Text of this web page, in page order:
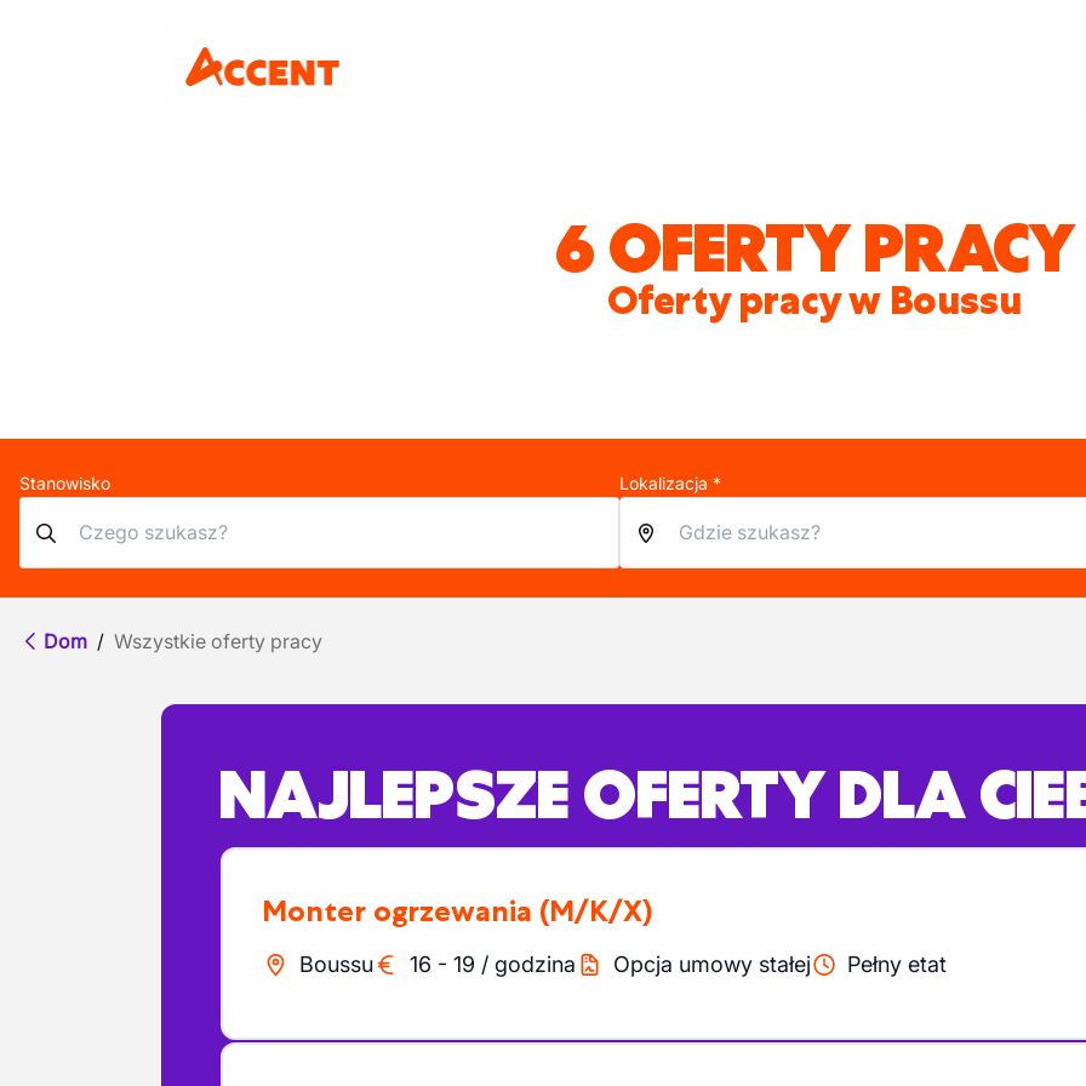
6 OFERTY PRACY
Oferty pracy w Boussu
Stanowisko Lokalizacja *
Dom / Wszystkie oferty pracy
NAJLEPSZE OFERTY DLA
Monter ogrzewania (M/K/X)
Boussu 16 - 19 / godzina Opcja umowy stałej Pełny etat